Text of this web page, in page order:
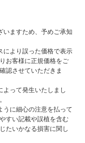
いますため、予めご承知
により誤った価格で表示
お客様に正規価格をご
認させていただきま
よって発生いたしまし
うに細心の注意を払って
すい記載や誤植を含む
たいかなる損害に関し